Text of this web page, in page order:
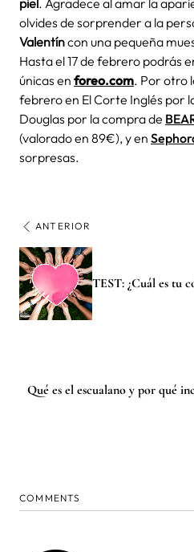
olvides de sorprender a la
Valentíncon una pequeña
Hasta el 17 de febrero podrás
únicas en foreo.com. Por otro
febrero en El Corte Inglés por
Douglas por la compra de
(valorado en 89€), y en
sorpresas.
ANTERIOR
TEST: ¿Cuál es tu
Qué es el escualano y por qué
COMMENTS